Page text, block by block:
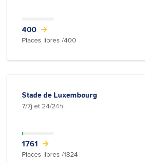
400
Places libres /400
Stade de Luxembourg
7/7j et 24/24h.
1761
Places libres /1824